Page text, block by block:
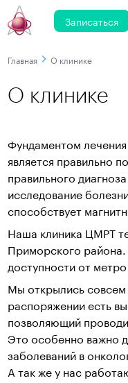
Записаться
Главная О клинике
О клинике
Фундаментом
является правильно
правильного
исследование
способствует
Наша клиника ЦМРТ
Приморского
доступности от
Мы открылись
распоряжении есть
позволяющий
Это особенно важно
заболеваний в
А так же у нас